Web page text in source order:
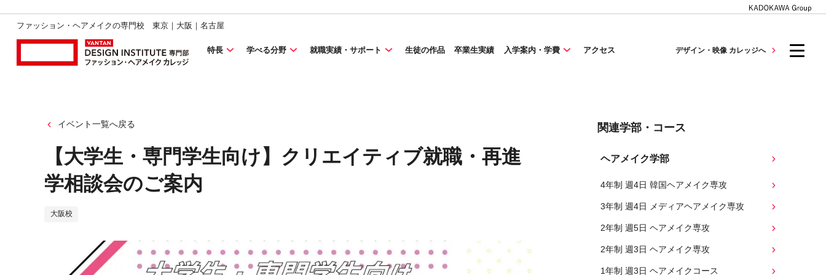
ファッション・ヘアメイクの専門校 東京｜大阪｜名古屋
特長 学べる分野 就職実績・サポート 生徒の作品 卒業生実績 入学案内・学費 アクセス デザイン・映像 カレッジへ
イベント一覧へ戻る
【大学生・専門学生向け】クリエイティブ就職・再進
学相談会のご案内
大阪校
関連学部・コース
ヘアメイク学部
4年制 週4日 韓国ヘアメイク専攻
3年制 週4日 メディアヘアメイク専攻
2年制 週5日 ヘアメイク専攻
2年制 週3日 ヘアメイク専攻
1年制 週3日 ヘアメイクコース